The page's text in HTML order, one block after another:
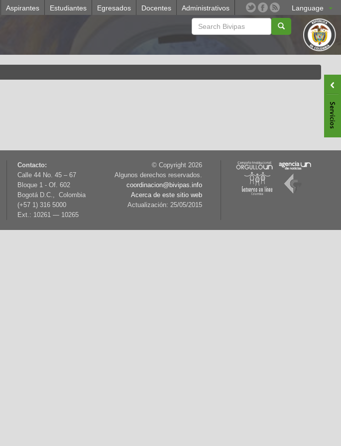
Language
Aspirantes Estudiantes Egresados Docentes Administrativos
Contacto:
Calle 44 No. 45 – 67
Bloque 1 - Of. 602
Bogotá D.C., Colombia
(+57 1) 316 5000
Ext.: 10261 — 10265
© Copyright 2026
Algunos derechos reservados.
coordinacion@bivipas.info
Acerca de este sitio web
Actualización: 25/05/2015